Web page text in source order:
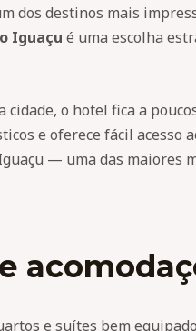
dos destinos mais
Iguaçu é uma escolha
cidade, o hotel fica a
e oferece fácil acesso
— uma das maiores
e suítes bem